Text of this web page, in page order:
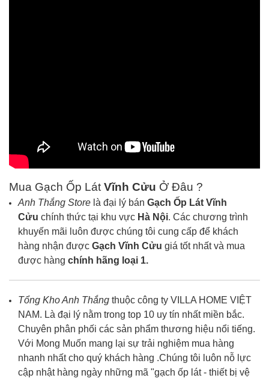
Mua Gạch Ốp Lát Vĩnh Cửu Ở Đâu ?
Anh Thắng Store là đại lý bán Gạch Ốp Lát Vĩnh
Cửu chính thức tại khu vực Hà Nội. Các chương trình
khuyến mãi luôn được chúng tôi cung cấp để khách
hàng nhận được Gạch Vĩnh Cửu giá tốt nhất và mua
được hàng chính hãng loại 1.
Tổng Kho Anh Thắng thuộc công ty VILLA HOME VIỆT
NAM. Là đại lý nằm trong top 10 uy tín nhất miền bắc.
Chuyên phân phối các sản phẩm thương hiệu nổi tiếng.
Với Mong Muốn mang lại sự trải nghiệm mua hàng
nhanh nhất cho quý khách hàng .Chúng tôi luôn nỗ lực
cập nhật hàng ngày những mã "gạch ốp lát - thiết bị vệ